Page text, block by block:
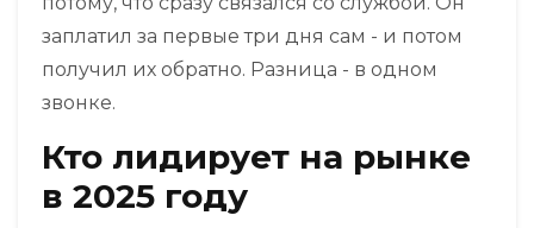
заплатил за первые три дня сам - и потом
получил их обратно. Разница - в одном
звонке.
Кто лидирует на рынке
в 2025 году